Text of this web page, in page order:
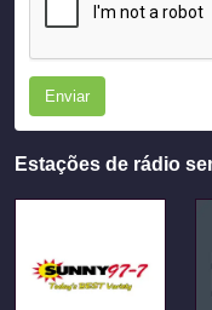
Enviar
Estações de rádio